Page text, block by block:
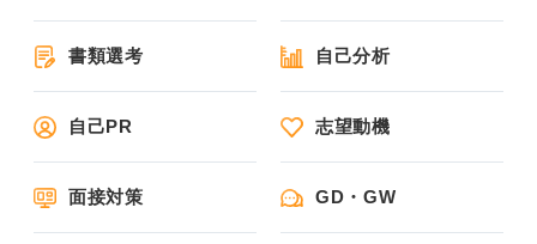
書類選考 自己分析
自己PR 志望動機
面接対策 GD・GW